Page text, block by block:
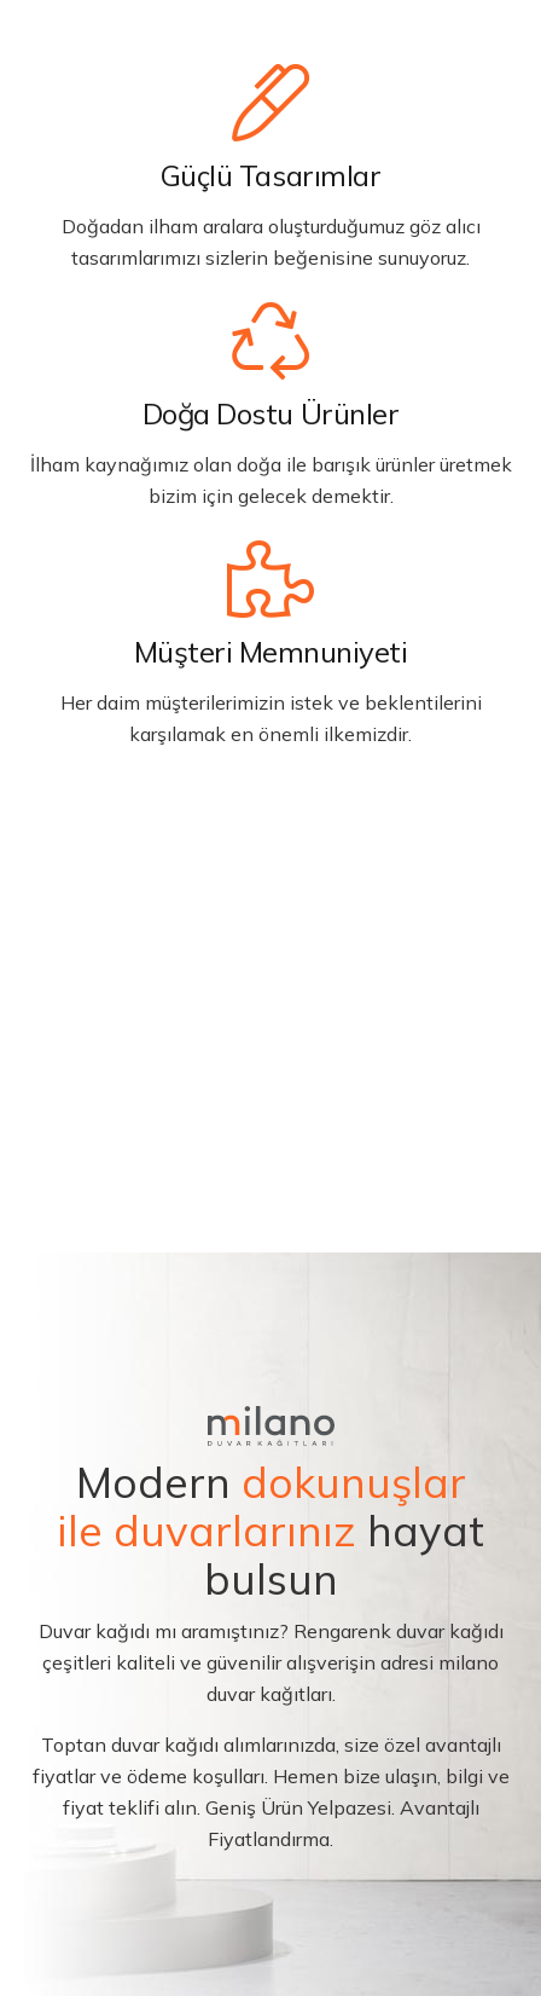
Güçlü Tasarımlar
Doğadan ilham aralara oluşturduğumuz göz alıcı
tasarımlarımızı sizlerin beğenisine sunuyoruz.
Doğa Dostu Ürünler
İlham kaynağımız olan doğa ile barışık ürünler üretmek
bizim için gelecek demektir.
Müşteri Memnuniyeti
Her daim müşterilerimizin istek ve beklentilerini
karşılamak en önemli ilkemizdir.
Modern dokunuşlar
ile duvarlarınız hayat
bulsun
Duvar kağıdı mı aramıştınız? Rengarenk duvar kağıdı
çeşitleri kaliteli ve güvenilir alışverişin adresi milano
duvar kağıtları.
Toptan duvar kağıdı alımlarınızda, size özel avantajlı
fiyatlar ve ödeme koşulları. Hemen bize ulaşın, bilgi ve
fiyat teklifi alın. Geniş Ürün Yelpazesi. Avantajlı
Fiyatlandırma.